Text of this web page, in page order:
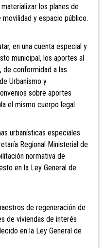
los planes de
y espacio público.
en una cuenta especial y
municipal, los aportes al
de conformidad a las
Urbanismo y
sobre aportes
el mismo cuerpo legal.
urbanísticas especiales
Regional Ministerial de
normativa de
en la Ley General de
de regeneración de
de viviendas de interés
en la Ley General de